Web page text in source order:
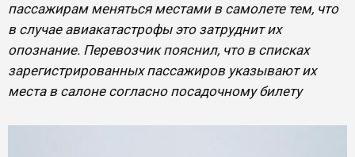
пассажирам меняться местами в самолете тем, что
в случае авиакатастрофы это затруднит их
опознание. Перевозчик пояснил, что в списках
зарегистрированных пассажиров указывают их
места в салоне согласно посадочному билету